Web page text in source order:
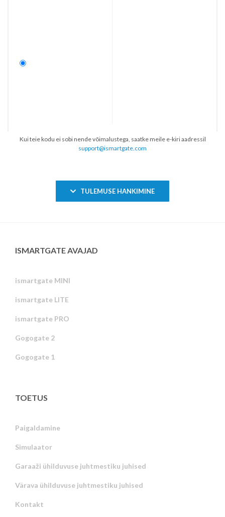
Kui teie kodu ei sobi nende võimalustega, saatke meile e-kiri aadressil
support@ismartgate.com
TULEMUSE HANKIMINE
ISMARTGATE AVAJAD
ismartgate MINI
ismartgate LITE
ismartgate PRO
Gogogate 2
Gogogate 1
TOETUS
Paigaldamine
Simulaator
Garaaži ühilduvuse juhtmestiku juhised
Värava ühilduvuse juhtmestiku juhised
Kontakt